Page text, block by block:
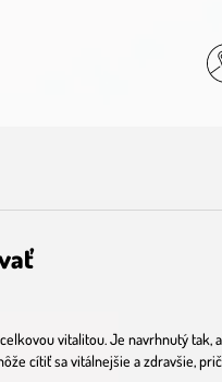
vitalitou. Je navrhnutý
cítiť sa vitálnejšie a zdravšie,